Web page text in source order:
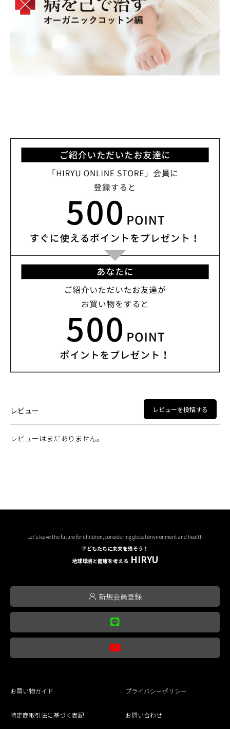
レビュー レビューを投稿する
レビューはまだありません。
Let's leave the future for children, considering global environment and health
子どもたちに未来を残そう！
地球環境と健康を考える HIRYU
新規会員登録
お買い物ガイド プライバシーポリシー
特定商取引法に基づく表記 お問い合わせ